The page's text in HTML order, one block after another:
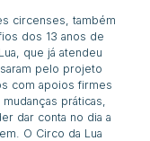
circenses, também
dos 13 anos de
que já atendeu
pelo projeto
com apoios firmes
práticas,
dar conta no dia a
O Circo da Lua